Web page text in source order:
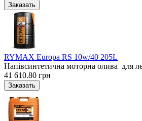
RYMAX Europa RS 10w/40 205L
Напівсинтетична моторна олива для
41 610.80 грн